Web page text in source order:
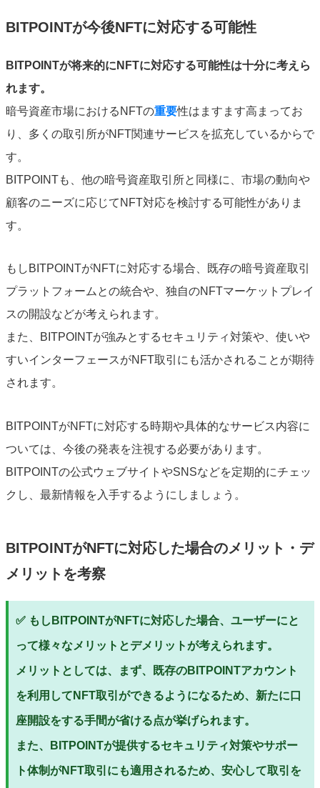
BITPOINTが今後NFTに対応する可能性
BITPOINTが将来的にNFTに対応する可能性は十分に考えら
れます。
暗号資産市場におけるNFTの重要性はますます高まってお
り、多くの取引所がNFT関連サービスを拡充しているからで
す。
BITPOINTも、他の暗号資産取引所と同様に、市場の動向や
顧客のニーズに応じてNFT対応を検討する可能性がありま
す。
もしBITPOINTがNFTに対応する場合、既存の暗号資産取引
プラットフォームとの統合や、独自のNFTマーケットプレイ
スの開設などが考えられます。
また、BITPOINTが強みとするセキュリティ対策や、使いや
すいインターフェースがNFT取引にも活かされることが期待
されます。
BITPOINTがNFTに対応する時期や具体的なサービス内容に
ついては、今後の発表を注視する必要があります。
BITPOINTの公式ウェブサイトやSNSなどを定期的にチェッ
クし、最新情報を入手するようにしましょう。
BITPOINTがNFTに対応した場合のメリット・デ
メリットを考察
✅ もしBITPOINTがNFTに対応した場合、ユーザーにと
って様々なメリットとデメリットが考えられます。
メリットとしては、まず、既存のBITPOINTアカウント
を利用してNFT取引ができるようになるため、新たに口
座開設をする手間が省ける点が挙げられます。
また、BITPOINTが提供するセキュリティ対策やサポー
ト体制がNFT取引にも適用されるため、安心して取引を